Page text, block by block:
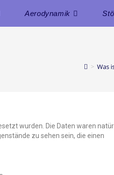
Aerodynamik
> Was
wurden. Die Daten waren
zu sehen sein, die einen